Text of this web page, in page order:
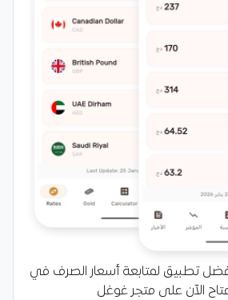
تطبيق لمتابعة أسعار الصرف في
متاح الآن على متجر غوغل